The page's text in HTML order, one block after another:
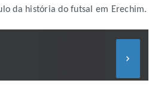
da história do futsal em Erechim.
keyboard_arrow_right